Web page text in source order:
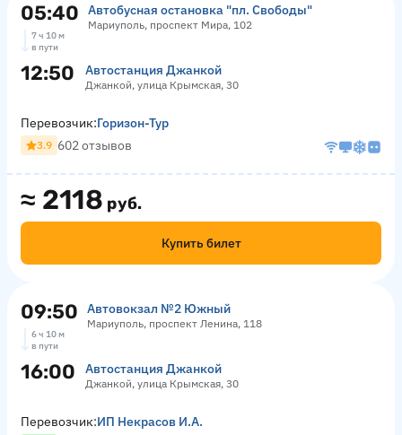
05:40 Автобусная остановка "пл. Свободы"
Мариуполь, проспект Мира, 102
7 ч 10 м
в пути
12:50 Автостанция Джанкой
Джанкой, улица Крымская, 30
≈ 2118 руб.
Купить билет
Перевозчик:Горизон-Тур
3.9 602 отзывов
09:50 Автовокзал №2 Южный
Мариуполь, проспект Ленина, 118
6 ч 10 м
в пути
16:00 Автостанция Джанкой
Джанкой, улица Крымская, 30
Перевозчик:ИП Некрасов И.А.